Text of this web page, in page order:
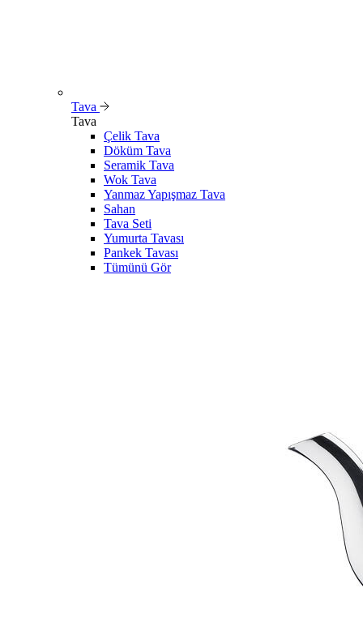
Tava
Tava
Çelik Tava
Döküm Tava
Seramik Tava
Wok Tava
Yanmaz Yapışmaz Tava
Sahan
Tava Seti
Yumurta Tavası
Pankek Tavası
Tümünü Gör